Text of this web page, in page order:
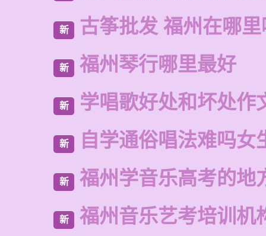
新 古筝批发 福州在哪
新 福州琴行哪里最好
新 学唱歌好处和坏处作
新 自学通俗唱法难吗女
新 福州学音乐高考的地
新 福州音乐艺考培训机